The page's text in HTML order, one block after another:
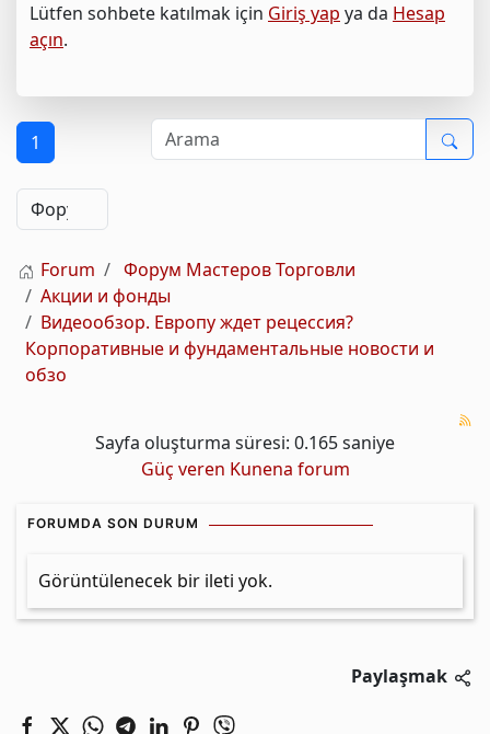
Lütfen sohbete katılmak için Giriş yap ya da Hesap
açın.
1
Forum
Форум Мастеров Торговли
Акции и фонды
Видеообзор. Европу ждет рецессия?
Корпоративные и фундаментальные новости и
обзо
Sayfa oluşturma süresi: 0.165 saniye
Güç veren Kunena forum
FORUMDA SON DURUM
Görüntülenecek bir ileti yok.
Paylaşmak